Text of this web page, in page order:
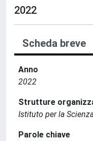
2022
Scheda breve
Anno
2022
Strutture
Istituto per la
Parole chiave